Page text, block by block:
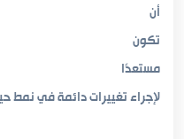
أن
تكون
مستعدًا
لإجراء تغييرات دائمة في نمط